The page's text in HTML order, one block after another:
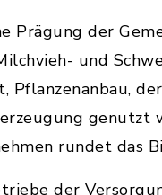
Prägung der
und
Pflanzenanbau,
genutzt
rundet
der